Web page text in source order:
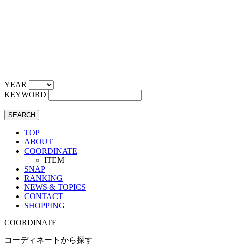
YEAR
KEYWORD
SEARCH
TOP
ABOUT
COORDINATE
ITEM
SNAP
RANKING
NEWS & TOPICS
CONTACT
SHOPPING
COORDINATE
コーディネートから探す